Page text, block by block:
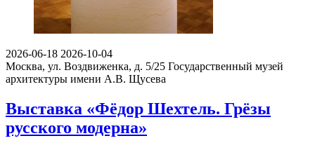
2026-06-18 2026-10-04
Москва, ул. Воздвиженка, д. 5/25 Государственный музей
архитектуры имени А.В. Щусева
Выставка «Фёдор Шехтель. Грёзы
русского модерна»